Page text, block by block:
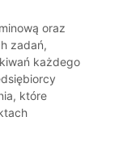
oraz
zadań,
każdego
które